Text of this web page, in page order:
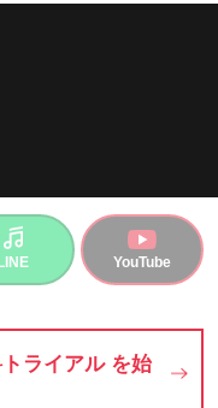
LINE YouTube
ライアル を始